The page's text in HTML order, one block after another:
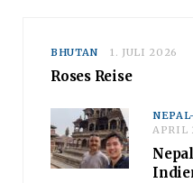
BHUTAN 1. JULI 2026
Roses Reise
APRIL